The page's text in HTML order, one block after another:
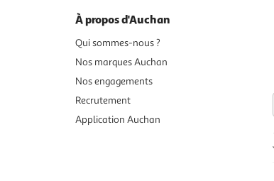
À propos d'Auchan
Qui sommes-nous ?
Nos marques Auchan
Nos engagements
Recrutement
Application Auchan